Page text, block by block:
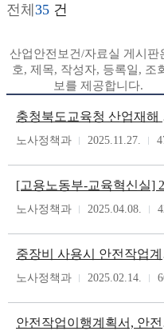
전체 35 건
산업안전보건/자료실 게시판
호, 제목, 작성자, 등록일, 조
보를 제공합니다.
충
노사정책과 2025.11.27.
노사정책과 2025.04.08.
중장
노사정책과 2025.02.14.
안